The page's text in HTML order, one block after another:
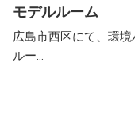
モデルルーム
広島市西区にて、環
ルー...